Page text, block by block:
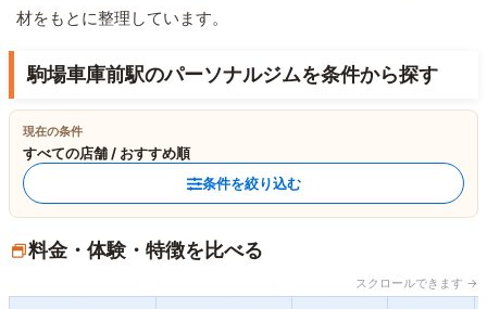
材をもとに整理しています。
駒場車庫前駅のパーソナルジムを条件から探す
現在の条件
すべての店舗 / おすすめ順
条件を絞り込む
料金・体験・特徴を比べる
スクロールできます →